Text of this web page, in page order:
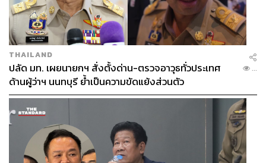
THAILAND
ปลัด มท. เผยนายกฯ สั่งตั้งด่าน-ตรวจอาวุธทั่วประเทศ
ด้านผู้ว่าฯ นนทบุรี ย้ำเป็นความขัดแย้งส่วนตัว
...